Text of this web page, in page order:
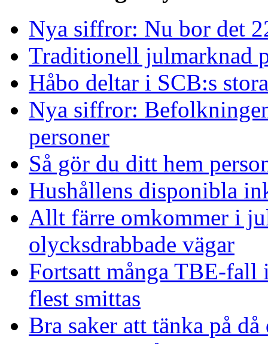
Nya siffror: Nu bor det
Traditionell julmarknad
Håbo deltar i SCB:s
Nya siffror:
personer
Så gör du ditt hem
Hushållens disponibla
Allt färre omkommer i
olycksdrabbade vägar
Fortsatt många TBE-fall
flest smittas
Bra saker att tänka på